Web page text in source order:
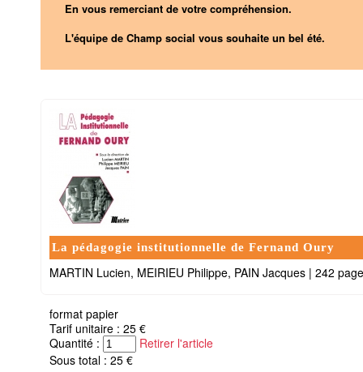
En vous remerciant de votre compréhension.
L'équipe de Champ social vous souhaite un bel été.
La pédagogie institutionnelle de Fernand Oury
MARTIN Lucien, MEIRIEU Philippe, PAIN Jacques | 242
format papier
Tarif unitaire : 25 €
Quantité :
Retirer l'article
Sous total : 25 €